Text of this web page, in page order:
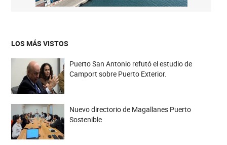
LOS MÁS VISTOS
Puerto San Antonio refutó el estudio de
Camport sobre Puerto Exterior.
Nuevo directorio de Magallanes Puerto
Sostenible